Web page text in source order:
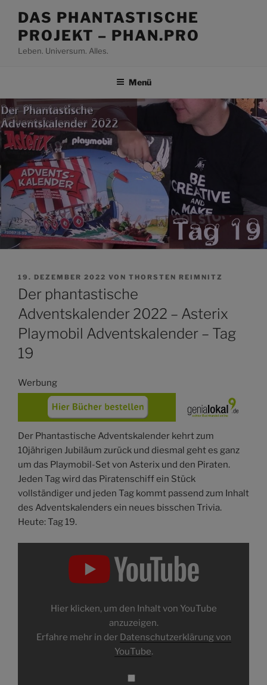
Inhalt
springen
DAS PHANTASTISCHE
PROJEKT – PHAN.PRO
Leben. Universum. Alles.
Menü
VERÖFFENTLICHT
AM
19. DEZEMBER 2022 VON THORSTEN REIMNITZ
Der phantastische
Adventskalender 2022 – Asterix
Playmobil Adventskalender – Tag
19
Werbung
Der Phantastische Adventskalender kehrt zum
10jährigen Jubiläum zurück und diesmal geht es ganz
um das Playmobil-Set von Asterix und den Piraten.
Jeden Tag wird das Piratenschiff ein Stück
vollständiger und jeden Tag kommt passend zum Inhalt
des Adventskalenders ein neues bisschen Trivia.
Heute: Tag 19.
„PA
anzeigen
Hier klicken, um den Inhalt von YouTube
anzuzeigen.
Erfahre mehr in der Datenschutzerklärung von
YouTube.